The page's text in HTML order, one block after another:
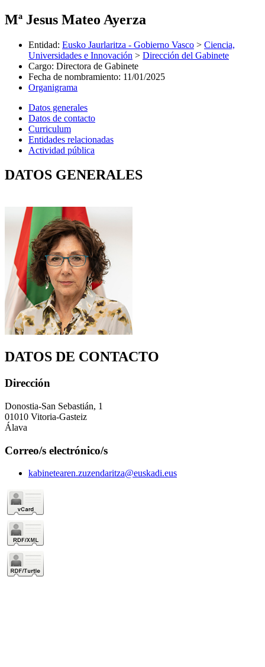
Mª Jesus Mateo Ayerza
Entidad: Eusko Jaurlaritza - Gobierno Vasco > Ciencia,
Universidades e Innovación > Dirección del Gabinete
Cargo: Directora de Gabinete
Fecha de nombramiento: 11/01/2025
Organigrama
Datos generales
Datos de contacto
Curriculum
Entidades relacionadas
Actividad pública
DATOS GENERALES
DATOS DE CONTACTO
Dirección
Donostia-San Sebastián, 1
01010 Vitoria-Gasteiz
Álava
Correo/s electrónico/s
kabinetearen.zuzendaritza@euskadi.eus